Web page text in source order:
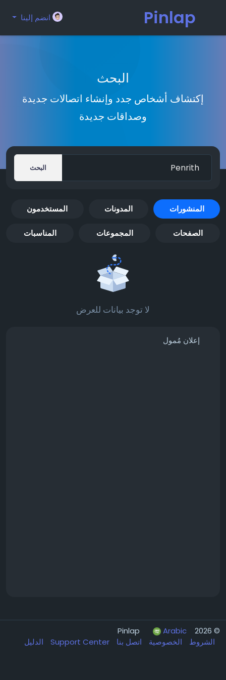
Pinlap انضم إلينا
البحث
إكتشاف أشخاص جدد وإنشاء اتصالات جديدة
وصداقات جديدة
البحث
المنشورات المدونات المستخدمون
الصفحات المجموعات المناسبات
لا توجد بيانات للعرض
إعلان مُمول
© 2026 Pinlap
Arabic
الشروط
الخصوصية اتصل بنا Support Center الدليل